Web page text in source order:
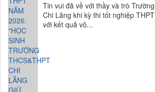
Tin vui đã về với thầy và trò
Chi Lăng khi kỳ thi tốt nghiệp
với kết quả vô...